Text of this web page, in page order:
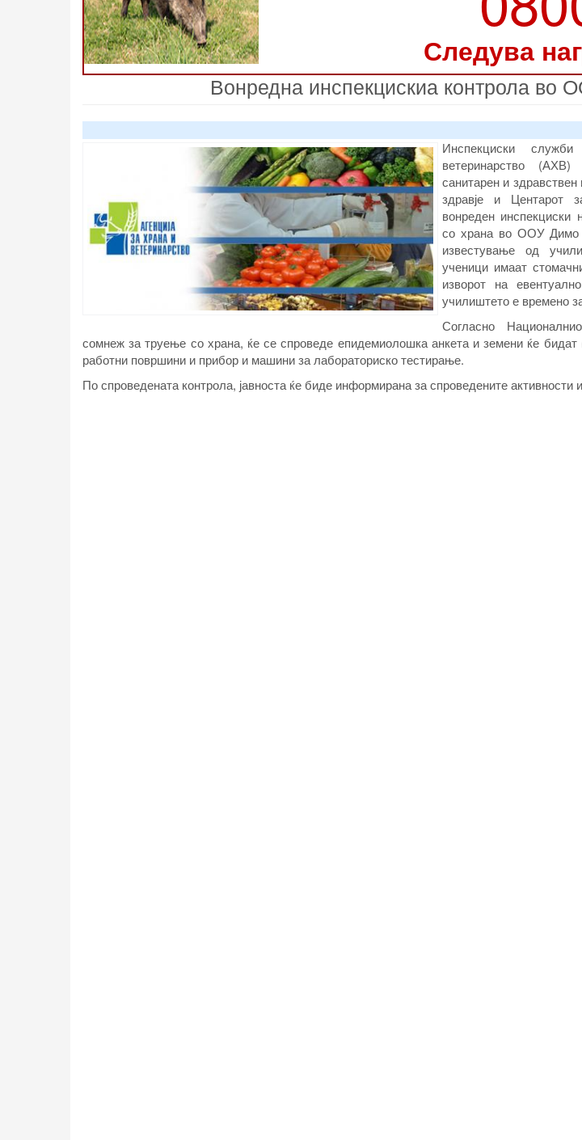
Следува
Вонредна инспекцискиа контрола во
Инспекциски
ветеринарство
санитарен и здравствен
здравје и Центарот
вонреден инспекциски
со храна во ООУ Димо
известување од
ученици имаат
изворот на
училиштето е времено
Согласно
сомнеж за труење со храна, ќе се спроведе епидемиолошка анкета и земени ќе бидат
работни површини и прибор и машини за лабораториско тестирање.
По спроведената контрола, јавноста ќе биде информирана за спроведените активности